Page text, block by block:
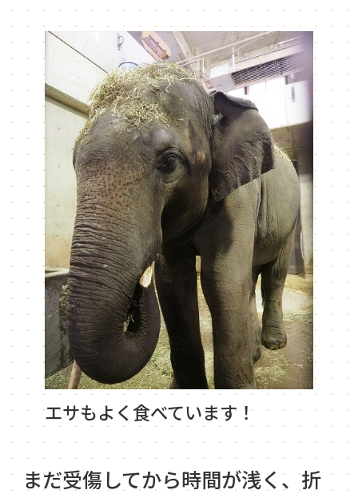
エサもよく食べています！
まだ受傷してから時間が浅く、折